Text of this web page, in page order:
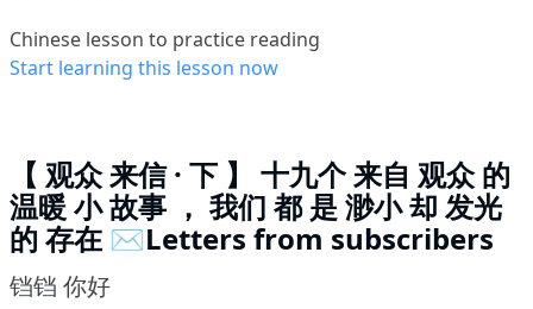
Chinese lesson to practice reading
Start learning this lesson now
【 观众 来信 · 下 】 十九个 来自 观众 的
温暖 小 故事 ， 我们 都 是 渺小 却 发光
的 存在 ✉️Letters from subscribers
铛铛 你好